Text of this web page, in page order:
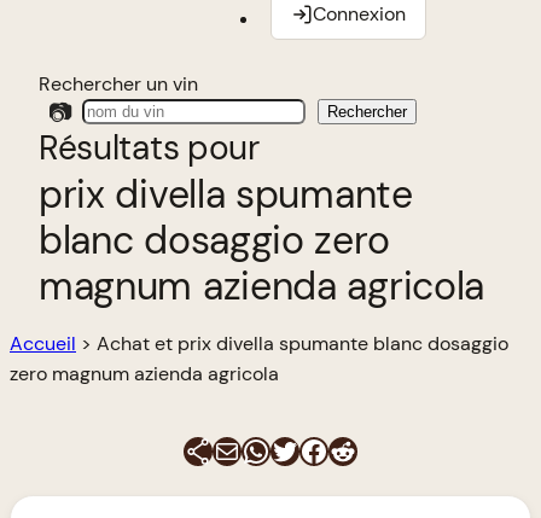
Connexion
Rechercher un vin
📷 Rechercher
Résultats pour
prix divella spumante
blanc dosaggio zero
magnum azienda agricola
Accueil > Achat et prix divella spumante blanc dosaggio
zero magnum azienda agricola
E-mailWhatsApp
Twitter
Facebook
Reddit